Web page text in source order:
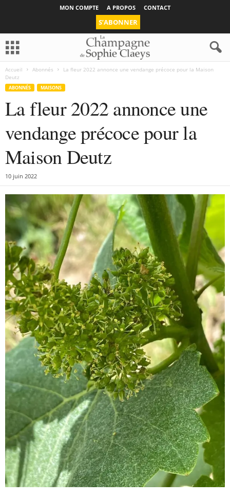
MON COMPTE A PROPOS CONTACT
S’ABONNER
Accueil Abonnés
La fleur 2022 annonce une vendange précoce pour la Maison
Deutz
ABONNÉS MAISONS
La fleur 2022 annonce une
vendange précoce pour la
Maison Deutz
10 juin 2022